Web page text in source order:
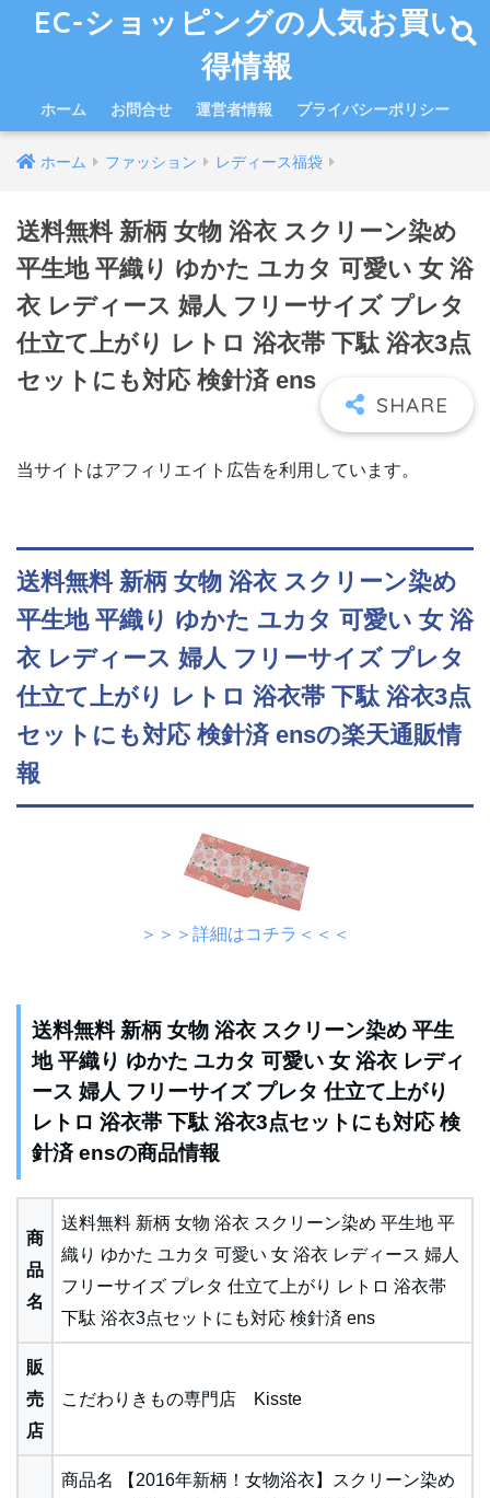
EC-ショッピングの人気お買い
得情報
ホーム お問合せ 運営者情報 プライバシーポリシー
ホーム ファッション レディース福袋
送料無料 新柄 女物 浴衣 スクリーン染め
平生地 平織り ゆかた ユカタ 可愛い 女 浴
衣 レディース 婦人 フリーサイズ プレタ
仕立て上がり レトロ 浴衣帯 下駄 浴衣3点
セットにも対応 検針済 ens
当サイトはアフィリエイト広告を利用しています。
送料無料 新柄 女物 浴衣 スクリーン染め
平生地 平織り ゆかた ユカタ 可愛い 女 浴
衣 レディース 婦人 フリーサイズ プレタ
仕立て上がり レトロ 浴衣帯 下駄 浴衣3点
セットにも対応 検針済 ensの楽天通販情
報
＞＞＞詳細はコチラ＜＜＜
送料無料 新柄 女物 浴衣 スクリーン染め 平生
地 平織り ゆかた ユカタ 可愛い 女 浴衣 レディ
ース 婦人 フリーサイズ プレタ 仕立て上がり
レトロ 浴衣帯 下駄 浴衣3点セットにも対応 検
針済 ensの商品情報
商
品
名
送料無料 新柄 女物 浴衣 スクリーン染め 平生地 平
織り ゆかた ユカタ 可愛い 女 浴衣 レディース 婦人
フリーサイズ プレタ 仕立て上がり レトロ 浴衣帯
下駄 浴衣3点セットにも対応 検針済 ens
販
売
店
こだわりきもの専門店 Kisste
商品名 【2016年新柄！女物浴衣】スクリーン染め